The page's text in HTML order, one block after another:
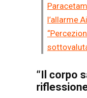
l’allarme
“Il corpo